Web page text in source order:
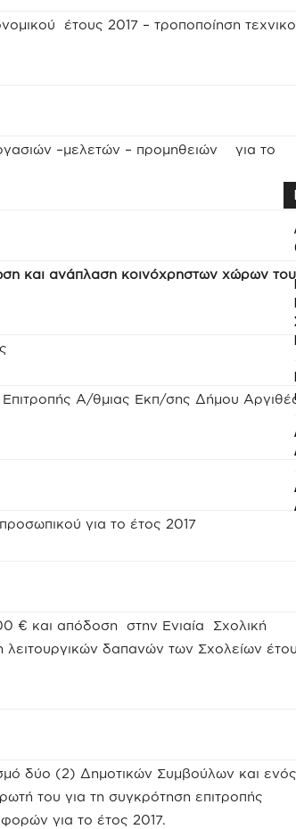
έτους 2017 – τροποποίηση
–μελετών – προμηθειών για το
και ανάπλαση κοινόχρηστων χώρων του
Επιτροπής Α/θμιας Εκπ/σης Δήμου
για το έτος 2017
€ και απόδοση στην Ενιαία Σχολική
δαπανών των Σχολείων
δύο (2) Δημοτικών Συμβούλων και
του για τη συγκρότηση επιτροπής
για το έτος 2017.